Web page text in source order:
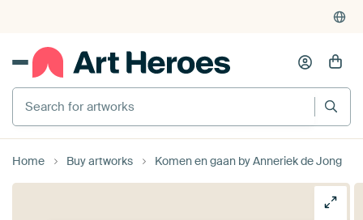
Search for artworks
Home Buy artworks Komen en gaan by Anneriek de Jong